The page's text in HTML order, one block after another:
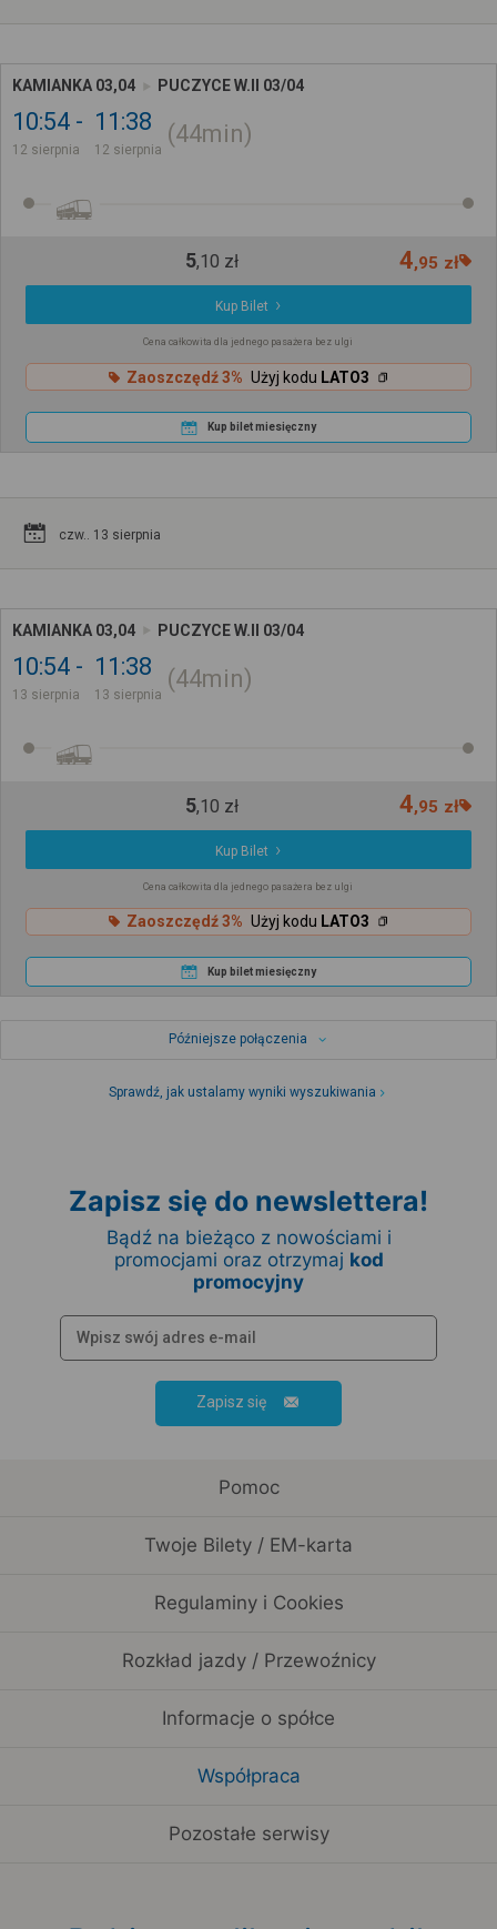
KAMIANKA 03,04 PUCZYCE W.II 03/04
10:54
12 sierpnia
11:38
12 sierpnia
44min
5,10 zł 4,95 zł
Kup Bilet
Cena całkowita dla jednego pasażera bez ulgi
Zaoszczędź 3% Użyj kodu LATO3
Kup bilet miesięczny
czw.. 13 sierpnia
KAMIANKA 03,04 PUCZYCE W.II 03/04
10:54
13 sierpnia
11:38
13 sierpnia
44min
5,10 zł 4,95 zł
Kup Bilet
Cena całkowita dla jednego pasażera bez ulgi
Zaoszczędź 3% Użyj kodu LATO3
Kup bilet miesięczny
Późniejsze połączenia
Sprawdź, jak ustalamy wyniki wyszukiwania
Zapisz się do newslettera!
Bądź na bieżąco z nowościami i
promocjami oraz otrzymaj kod
promocyjny
Zapisz się
Pomoc
Twoje Bilety / EM-karta
Regulaminy i Cookies
Rozkład jazdy / Przewoźnicy
Informacje o spółce
Współpraca
Pozostałe serwisy